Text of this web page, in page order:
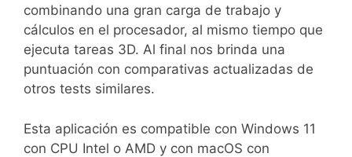
combinando una gran carga de trabajo y
cálculos en el procesador, al mismo tiempo que
ejecuta tareas 3D. Al final nos brinda una
puntuación con comparativas actualizadas de
otros tests similares.
Esta aplicación es compatible con Windows 11
con CPU Intel o AMD y con macOS con